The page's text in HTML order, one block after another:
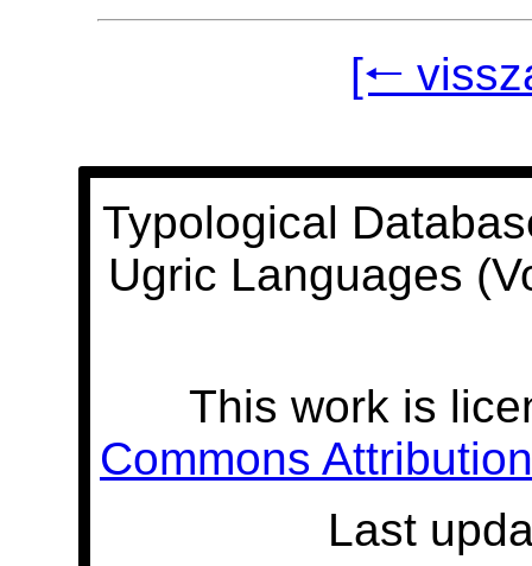
[🠐
Typological
Ugric Languages
This work is
Commons
Last